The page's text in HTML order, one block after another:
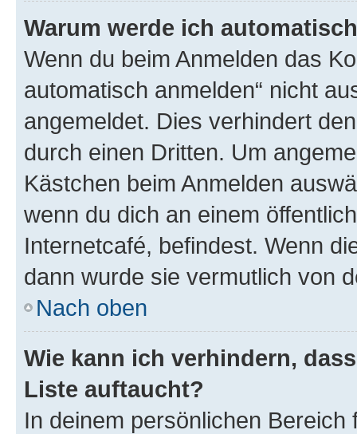
Warum werde ich
Wenn du beim Anmelden das
automatisch anmelden“ nicht
angemeldet. Dies verhindert
durch einen Dritten. Um
Kästchen beim Anmelden
wenn du dich an einem
Internetcafé, befindest. Wenn
dann wurde sie vermutlich von
Nach oben
Wie kann ich verhindern,
Liste auftaucht?
In deinem persönlichen